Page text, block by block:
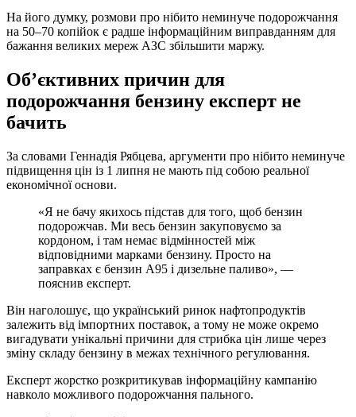
На його думку, розмови про нібито неминуче подорожчання
на 50–70 копійок є радше інформаційним виправданням для
бажання великих мереж АЗС збільшити маржу.
Об’єктивних причин для
подорожчання бензину експерт не
бачить
За словами Геннадія Рябцева, аргументи про нібито неминуче
підвищення цін із 1 липня не мають під собою реальної
економічної основи.
«Я не бачу якихось підстав для того, щоб бензин
подорожчав. Ми весь бензин закуповуємо за
кордоном, і там немає відмінностей між
відповідними марками бензину. Просто на
заправках є бензин А95 і дизельне паливо», —
пояснив експерт.
Він наголошує, що український ринок нафтопродуктів
залежить від імпортних поставок, а тому не може окремо
вигадувати унікальні причини для стрибка цін лише через
зміну складу бензину в межах технічного регулювання.
Експерт жорстко розкритикував інформаційну кампанію
навколо можливого подорожчання пального.